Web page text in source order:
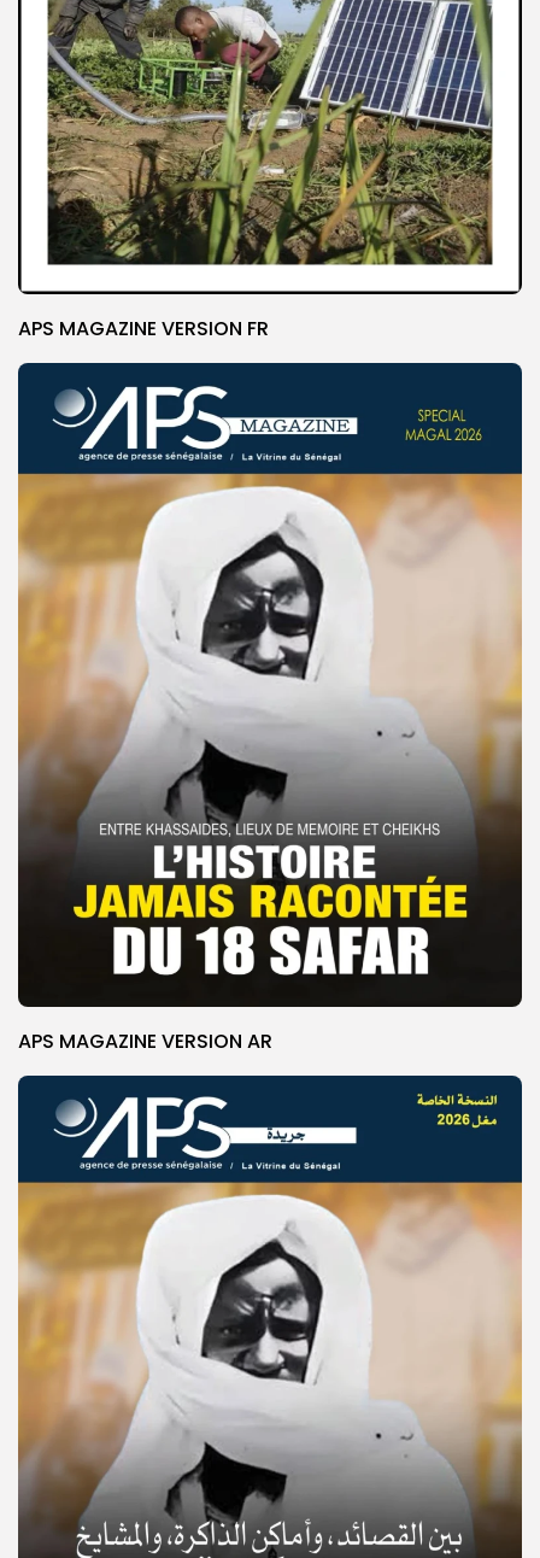
© Copyright 2025, APS
APS MAGAZINE VERSION FR
APS MAGAZINE VERSION AR